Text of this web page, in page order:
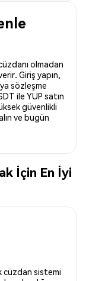
olmadan
Giriş yapın,
sözleşme
ile YUP satın
güvenlikli
ve bugün
İçin En İyi
cüzdan sistemi